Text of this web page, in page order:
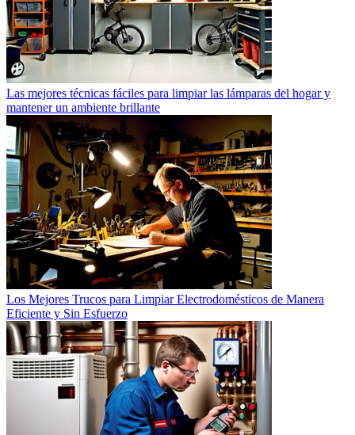
Las mejores técnicas fáciles para limpiar las lámparas del hogar y
mantener un ambiente brillante
Los Mejores Trucos para Limpiar Electrodomésticos de Manera
Eficiente y Sin Esfuerzo